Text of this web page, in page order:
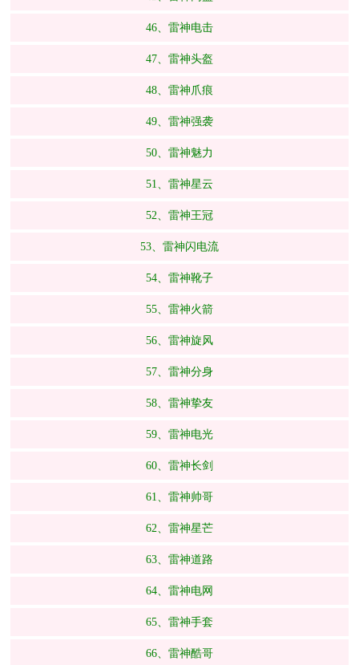
46、雷神电击
47、雷神头盔
48、雷神爪痕
49、雷神强袭
50、雷神魅力
51、雷神星云
52、雷神王冠
53、雷神闪电流
54、雷神靴子
55、雷神火箭
56、雷神旋风
57、雷神分身
58、雷神挚友
59、雷神电光
60、雷神长剑
61、雷神帅哥
62、雷神星芒
63、雷神道路
64、雷神电网
65、雷神手套
66、雷神酷哥